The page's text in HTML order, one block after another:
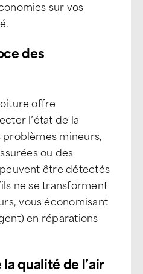
sur vos
des
offre
l’état de la
mineurs,
ou des
être détectés
ne se transforment
vous économisant
en réparations
qualité de l’air